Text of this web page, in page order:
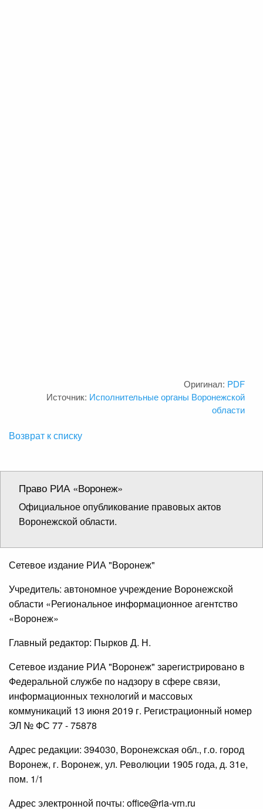
Оригинал: PDF
Источник: Исполнительные органы Воронежской
области
Возврат к списку
Право РИА «Воронеж»
Официальное опубликование правовых актов
Воронежской области.
Сетевое издание РИА "Воронеж"
Учредитель: автономное учреждение Воронежской
области «Региональное информационное агентство
«Воронеж»
Главный редактор: Пырков Д. Н.
Сетевое издание РИА "Воронеж" зарегистрировано в
Федеральной службе по надзору в сфере связи,
информационных технологий и массовых
коммуникаций 13 июня 2019 г. Регистрационный номер
ЭЛ № ФС 77 - 75878
Адрес редакции: 394030, Воронежская обл., г.о. город
Воронеж, г. Воронеж, ул. Революции 1905 года, д. 31е,
пом. 1/1
Адрес электронной почты: office@ria-vrn.ru